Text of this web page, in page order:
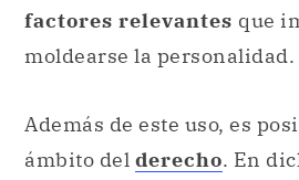
factores relevantes que
moldearse la personalidad.
Además de este uso, es
ámbito del derecho. En